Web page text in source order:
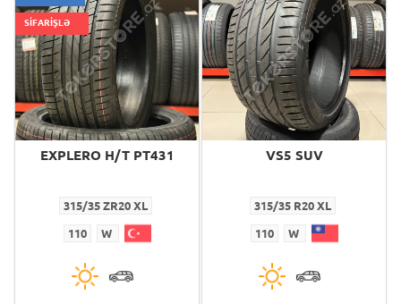
SİFARİŞLƏ
EXPLERO H/T PT431
315/35 ZR20 XL
110 W
VS5 SUV
315/35 R20 XL
110 W